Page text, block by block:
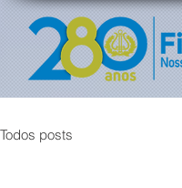
Todos posts